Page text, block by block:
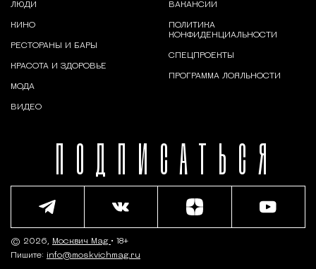
ПОДПИСАТЬСЯ
ЛЮДИ
КИНО
РЕСТОРАНЫ И БАРЫ
КРАСОТА И ЗДОРОВЬЕ
МОДА
ВИДЕО
ВАКАНСИИ
ПОЛИТИКА
КОНФИДЕНЦИАЛЬНОСТИ
СПЕЦПРОЕКТЫ
ПРОГРАММА ЛОЯЛЬНОСТИ
© 2026, Москвич Mag • 18+
Пишите: info@moskvichmag.ru